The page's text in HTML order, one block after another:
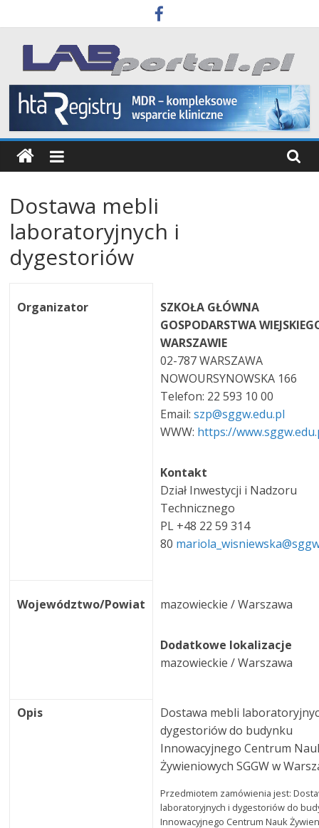
to
content
Labportal
Laboratoria
Aparatura
Badania
Dostawa mebli
laboratoryjnych i
dygestoriów
Organizator
SZKOŁA GŁÓWNA
GOSPODARSTWA
WARSZAWIE
02-787 WARSZAWA
NOWOURSYNOWSKA 166
Telefon: 22 593 10 00
Email:szp@sggw.edu.pl
WWW: https://
Kontakt
Dział Inwestycji i Nadzoru
Technicznego
PL +48 22 59 314
80
Województwo/Powiat mazowieckie / Warszawa
Dodatkowe lokalizacje
mazowieckie / Warszawa
Opis
Dostawa mebli
dygestoriów do budynku
Innowacyjnego Centrum
Żywieniowych SGGW w
Przedmiotem zamówienia jest:
laboratoryjnych i dygestoriów do
Innowacyjnego Centrum Nauk